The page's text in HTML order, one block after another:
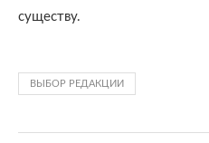
существу.
ВЫБОР РЕДАКЦИИ